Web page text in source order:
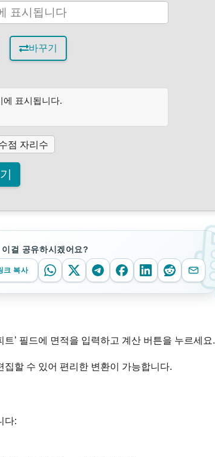
바꾸기
에 표시됩니다.
점 자리수
이걸 공유하시겠어요?
크 복사
트’ 필드에 면적을 입력하고 계산 버튼을 누르세요.
할 수 있어 편리한 변환이 가능합니다.
다: